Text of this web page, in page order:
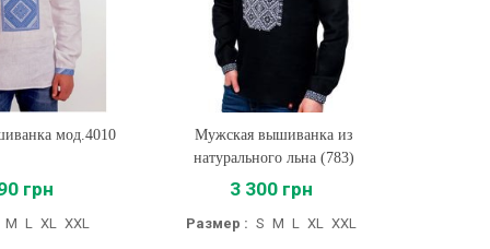
мод.4010
грн
M L XL XXL
Купить
Мужская вышиванка из
натурального льна (783)
3 300 грн
Размер : S M L XL XXL